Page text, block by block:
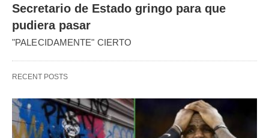
Secretario de Estado gringo para que
pudiera pasar
"PALECIDAMENTE" CIERTO
RECENT POSTS